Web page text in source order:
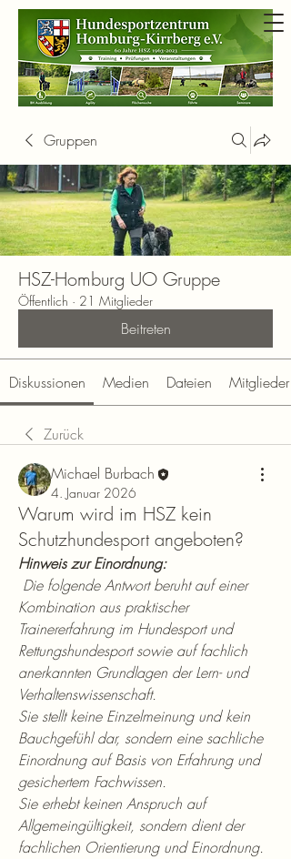
Gruppen
HSZ-Homburg UO Gruppe
Öffentlich · 21 Mitglieder
Beitreten
Diskussionen Medien Dateien Mitglieder
Zurück
Michael Burbach
4. Januar 2026
Warum wird im HSZ kein
Schutzhundesport angeboten?
Hinweis zur Einordnung:
Kombination aus praktischer
Trainererfahrung im Hundesport und
Rettungshundesport sowie auf fachlich
anerkannten Grundlagen der Lern- und
Verhaltenswissenschaft.
Sie stellt keine Einzelmeinung und kein
Bauchgefühl dar, sondern eine sachliche
Einordnung auf Basis von Erfahrung und
gesichertem Fachwissen.
Sie erhebt keinen Anspruch auf
Allgemeingültigkeit, sondern dient der
fachlichen Orientierung und Einordnung.